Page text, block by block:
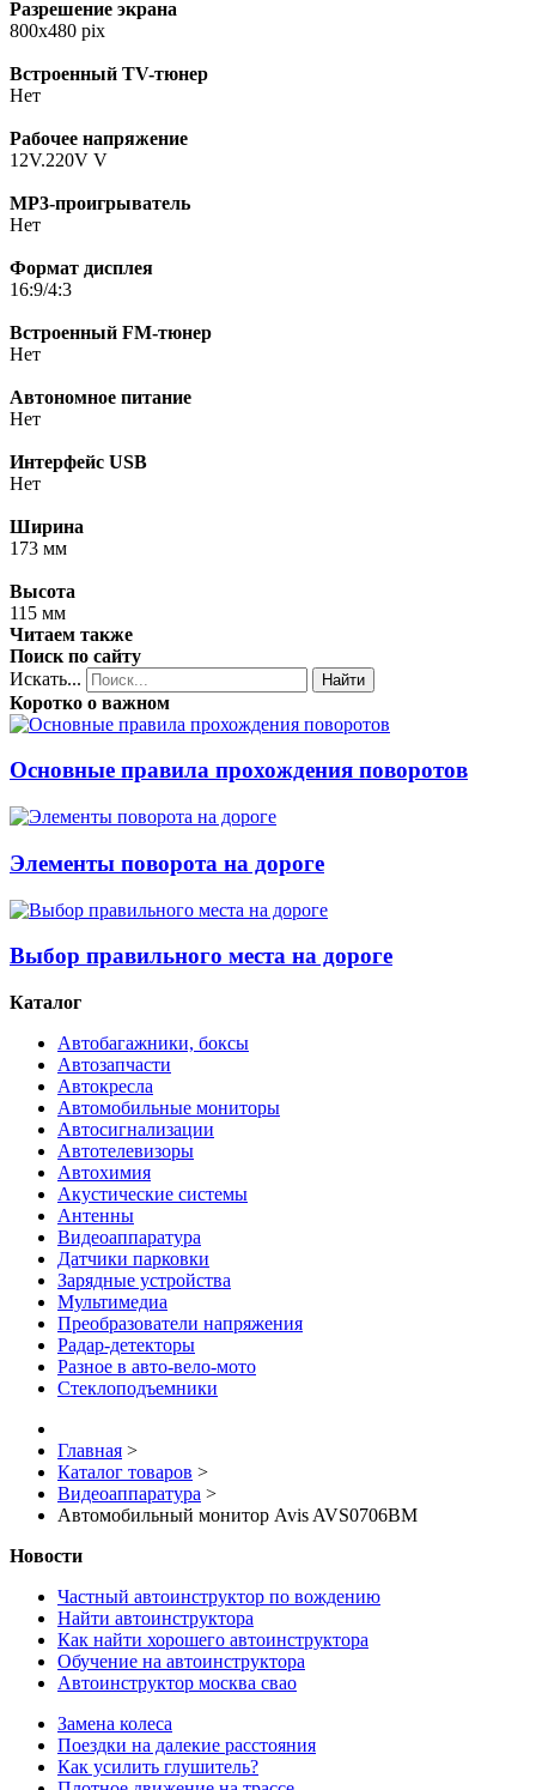
Разрешение экрана
800x480 pix
Встроенный TV-тюнер
Нет
Рабочее напряжение
12V.220V V
MP3-проигрыватель
Нет
Формат дисплея
16:9/4:3
Встроенный FM-тюнер
Нет
Автономное питание
Нет
Интерфейс USB
Нет
Ширина
173 мм
Высота
115 мм
Читаем также
Поиск по сайту
Искать...
Найти
Коротко о важном
Основные правила прохождения поворотов
Элементы поворота на дороге
Выбор правильного места на дороге
Каталог
Автобагажники, боксы
Автозапчасти
Автокресла
Автомобильные мониторы
Автосигнализации
Автотелевизоры
Автохимия
Акустические системы
Антенны
Видеоаппаратура
Датчики парковки
Зарядные устройства
Мультимедиа
Преобразователи напряжения
Радар-детекторы
Разное в авто-вело-мото
Стеклоподъемники
Главная >
Каталог товаров >
Видеоаппаратура >
Автомобильный монитор Avis AVS0706BM
Новости
Частный автоинструктор по вождению
Найти автоинструктора
Как найти хорошего автоинструктора
Обучение на автоинструктора
Автоинструктор москва свао
Замена колеса
Поездки на далекие расстояния
Как усилить глушитель?